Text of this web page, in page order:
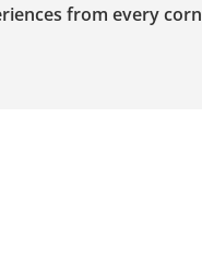
from every